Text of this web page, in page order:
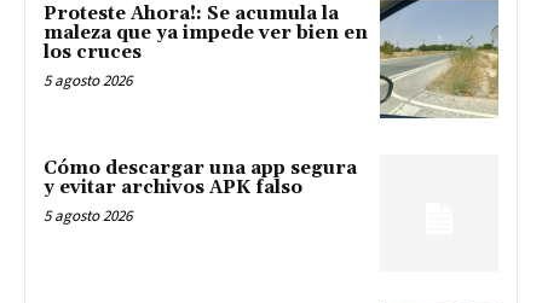
Proteste Ahora!: Se acumula la
maleza que ya impede ver bien en
los cruces
5 agosto 2026
Cómo descargar una app segura
y evitar archivos APK falso
5 agosto 2026